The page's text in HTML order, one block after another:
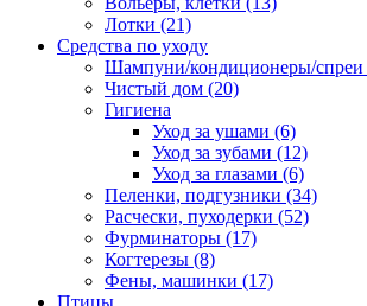
Лотки (21)
Средства по уходу
Шампуни/кондиционеры/спреи
Чистый дом (20)
Гигиена
Уход за ушами (6)
Уход за зубами (12)
Уход за глазами (6)
Пеленки, подгузники (34)
Расчески, пуходерки (52)
Фурминаторы (17)
Когтерезы (8)
Фены, машинки (17)
Птицы